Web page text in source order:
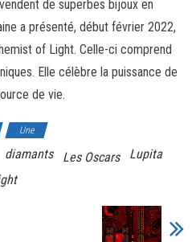
de superbes bijoux en
a présenté, début février 2022,
of Light. Celle-ci comprend
Elle célèbre la puissance de
de vie.
Une
diamants Les Oscars
Lupita